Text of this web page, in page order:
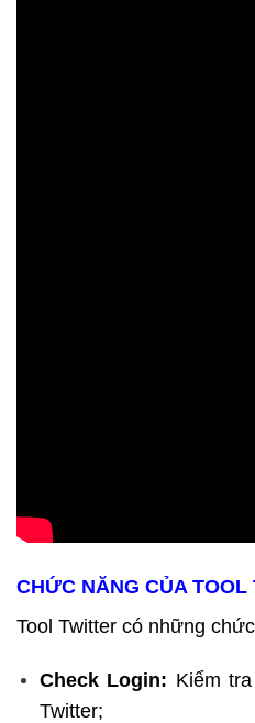
CHỨC NĂNG CỦA TOOL
Tool Twitter có những
Check Login: Kiểm
Twitter;